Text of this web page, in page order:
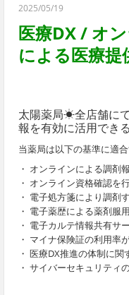
2025/05/19
医療DX / オ
による医療提
太陽薬局☀全店舗に
報を有効に活用でき
当薬局は以下の基準に適合
・ オンラインによる調剤
・ オンライン資格確認を
・ 電子処方箋により調剤
・ 電子薬歴による薬剤服
・ 電子カルテ情報共有サ
・ マイナ保険証の利用率
・ 医療DX推進の体制に関
・ サイバーセキュリティ